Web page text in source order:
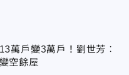
萬戶變3萬戶！劉世芳：
空餘屋